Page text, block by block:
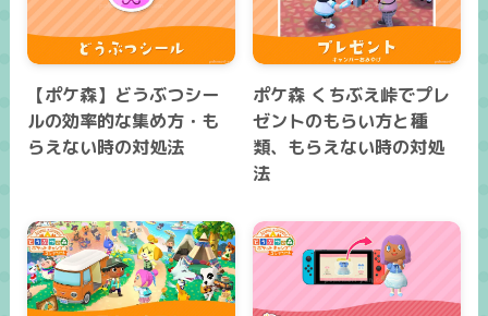
【ポケ森】どうぶつシー
ルの効率的な集め方・も
らえない時の対処法
ポケ森 くちぶえ峠でプレ
ゼントのもらい方と種
類、もらえない時の対処
法